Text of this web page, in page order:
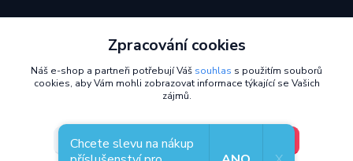
Rychlá a spolehlivá doprava i bezpečná online platba
2014 - 2026 © Coolcase.cz - Pouzdra, kryty, obaly, ochranná skla a
Design odOndrejDvorak.com.
Zpracování cookies
Náš e-shop a partneři potřebují Váš souhlas s použitím souborů
cookies, aby Vám mohli zobrazovat informace týkající se Vašich
zájmů.
Nastavení V pořádku, jdu si vybrat
Chcete slevu na nákup